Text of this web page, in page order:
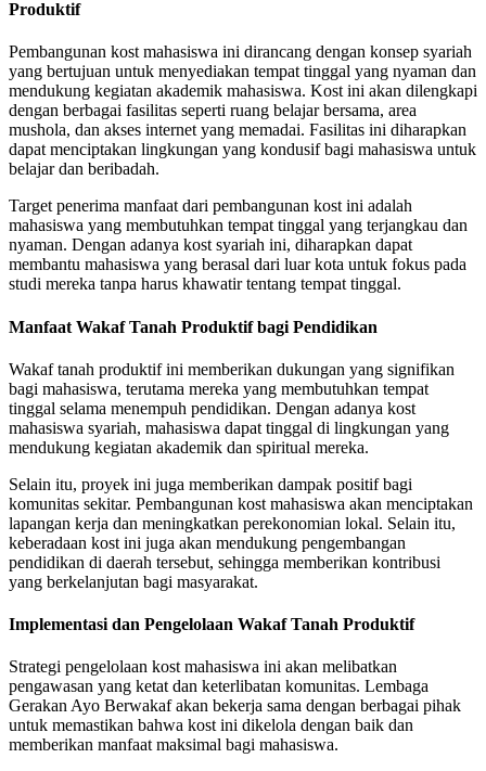
Produktif
Pembangunan kost mahasiswa ini dirancang dengan konsep syariah
yang bertujuan untuk menyediakan tempat tinggal yang nyaman dan
mendukung kegiatan akademik mahasiswa. Kost ini akan dilengkapi
dengan berbagai fasilitas seperti ruang belajar bersama, area
mushola, dan akses internet yang memadai. Fasilitas ini diharapkan
dapat menciptakan lingkungan yang kondusif bagi mahasiswa untuk
belajar dan beribadah.
Target penerima manfaat dari pembangunan kost ini adalah
mahasiswa yang membutuhkan tempat tinggal yang terjangkau dan
nyaman. Dengan adanya kost syariah ini, diharapkan dapat
membantu mahasiswa yang berasal dari luar kota untuk fokus pada
studi mereka tanpa harus khawatir tentang tempat tinggal.
Manfaat Wakaf Tanah Produktif bagi Pendidikan
Wakaf tanah produktif ini memberikan dukungan yang signifikan
bagi mahasiswa, terutama mereka yang membutuhkan tempat
tinggal selama menempuh pendidikan. Dengan adanya kost
mahasiswa syariah, mahasiswa dapat tinggal di lingkungan yang
mendukung kegiatan akademik dan spiritual mereka.
Selain itu, proyek ini juga memberikan dampak positif bagi
komunitas sekitar. Pembangunan kost mahasiswa akan menciptakan
lapangan kerja dan meningkatkan perekonomian lokal. Selain itu,
keberadaan kost ini juga akan mendukung pengembangan
pendidikan di daerah tersebut, sehingga memberikan kontribusi
yang berkelanjutan bagi masyarakat.
Implementasi dan Pengelolaan Wakaf Tanah Produktif
Strategi pengelolaan kost mahasiswa ini akan melibatkan
pengawasan yang ketat dan keterlibatan komunitas. Lembaga
Gerakan Ayo Berwakaf akan bekerja sama dengan berbagai pihak
untuk memastikan bahwa kost ini dikelola dengan baik dan
memberikan manfaat maksimal bagi mahasiswa.